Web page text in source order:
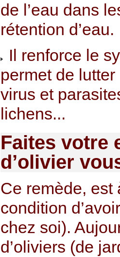
de l’eau dans
rétention d’eau.
Il renforce le
permet de
virus et
lichens...
Faites votre
d’olivier
Ce remède, est
condition
chez soi).
d’oliviers (de